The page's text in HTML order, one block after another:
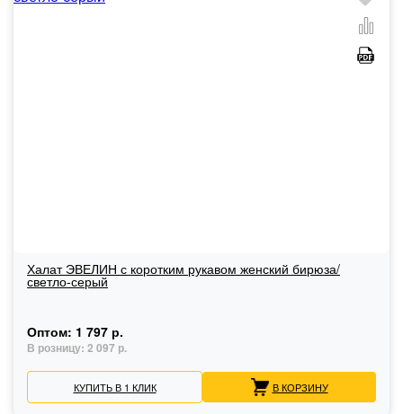
Халат ЭВЕЛИН с коротким рукавом женский бирюза/
светло-серый
Оптом: 1 797 р.
В розницу: 2 097 р.
КУПИТЬ В 1 КЛИК В КОРЗИНУ